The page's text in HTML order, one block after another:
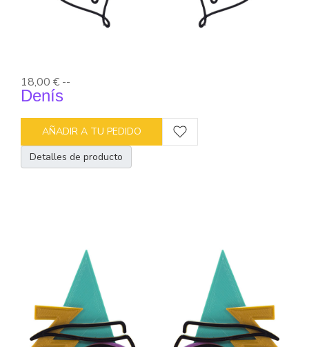
18,00 € --
Denís
AÑADIR A TU PEDIDO
Detalles de producto